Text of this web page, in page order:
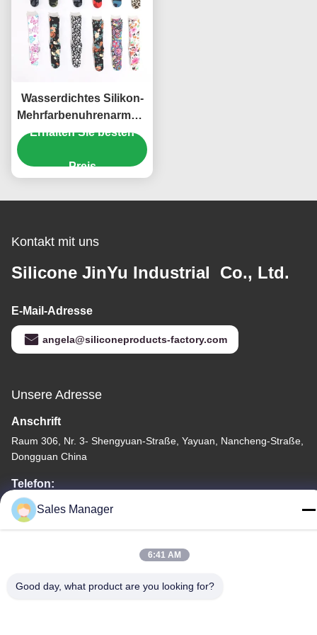
Wasserdichtes Silikon-
Mehrfarbenuhrenarmband,
leichte Smartwatch-
Erhalten Sie besten
Preis
Kontakt mit uns
Silicone JinYu Industrial Co., Ltd.
E-Mail-Adresse
angela@siliconeproducts-factory.com
Unsere Adresse
Anschrift
Raum 306, Nr. 3- Shengyuan-Straße, Yayuan, Nancheng-Straße,
Dongguan China
Telefon:
86--15028563200
Datenschutzrichtlinie|Sitemap
Sales Manager
6:41 AM
Good day, what product are you looking for?